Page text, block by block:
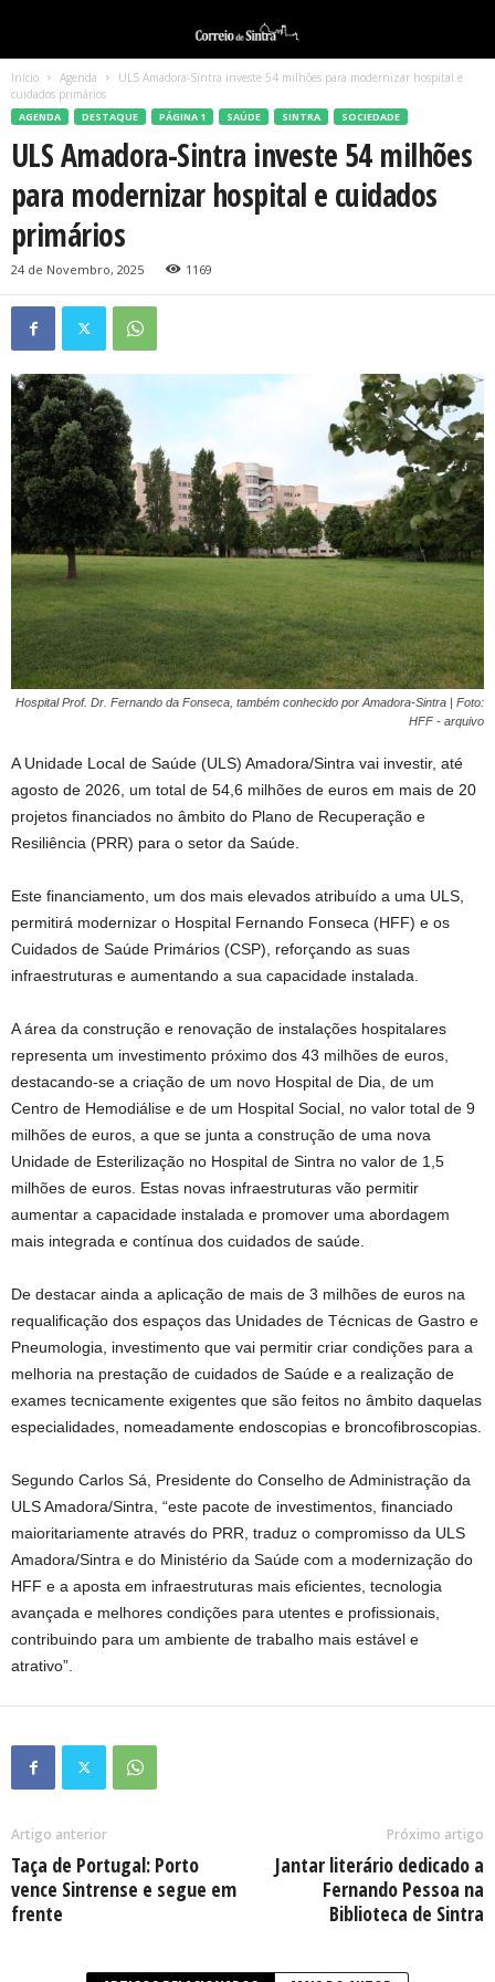
Início Agenda
ULS Amadora-Sintra investe 54 milhões para modernizar hospital e
cuidados primários
AGENDA DESTAQUE PÁGINA 1 SAÚDE SINTRA SOCIEDADE
ULS Amadora-Sintra investe 54 milhões
para modernizar hospital e cuidados
primários
24 de Novembro, 2025 1169
Hospital Prof. Dr. Fernando da Fonseca, também conhecido por Amadora-Sintra | Foto:
HFF - arquivo
A Unidade Local de Saúde (ULS) Amadora/Sintra vai investir, até
agosto de 2026, um total de 54,6 milhões de euros em mais de 20
projetos financiados no âmbito do Plano de Recuperação e
Resiliência (PRR) para o setor da Saúde.
Este financiamento, um dos mais elevados atribuído a uma ULS,
permitirá modernizar o Hospital Fernando Fonseca (HFF) e os
Cuidados de Saúde Primários (CSP), reforçando as suas
infraestruturas e aumentando a sua capacidade instalada.
A área da construção e renovação de instalações hospitalares
representa um investimento próximo dos 43 milhões de euros,
destacando-se a criação de um novo Hospital de Dia, de um
Centro de Hemodiálise e de um Hospital Social, no valor total de 9
milhões de euros, a que se junta a construção de uma nova
Unidade de Esterilização no Hospital de Sintra no valor de 1,5
milhões de euros. Estas novas infraestruturas vão permitir
aumentar a capacidade instalada e promover uma abordagem
mais integrada e contínua dos cuidados de saúde.
De destacar ainda a aplicação de mais de 3 milhões de euros na
requalificação dos espaços das Unidades de Técnicas de Gastro e
Pneumologia, investimento que vai permitir criar condições para a
melhoria na prestação de cuidados de Saúde e a realização de
exames tecnicamente exigentes que são feitos no âmbito daquelas
especialidades, nomeadamente endoscopias e broncofibroscopias.
Segundo Carlos Sá, Presidente do Conselho de Administração da
ULS Amadora/Sintra, “este pacote de investimentos, financiado
maioritariamente através do PRR, traduz o compromisso da ULS
Amadora/Sintra e do Ministério da Saúde com a modernização do
HFF e a aposta em infraestruturas mais eficientes, tecnologia
avançada e melhores condições para utentes e profissionais,
contribuindo para um ambiente de trabalho mais estável e
atrativo”.
Artigo anterior
Taça de Portugal: Porto
vence Sintrense e segue em
frente
Próximo artigo
Jantar literário dedicado a
Fernando Pessoa na
Biblioteca de Sintra